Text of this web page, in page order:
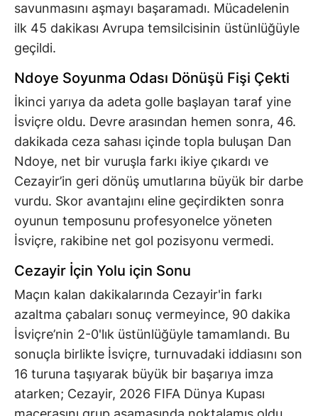
savunmasını aşmayı başaramadı. Mücadelenin
ilk 45 dakikası Avrupa temsilcisinin üstünlüğüyle
geçildi.
Ndoye Soyunma Odası Dönüşü Fişi Çekti
İkinci yarıya da adeta golle başlayan taraf yine
İsviçre oldu. Devre arasından hemen sonra, 46.
dakikada ceza sahası içinde topla buluşan Dan
Ndoye, net bir vuruşla farkı ikiye çıkardı ve
Cezayir’in geri dönüş umutlarına büyük bir darbe
vurdu. Skor avantajını eline geçirdikten sonra
oyunun temposunu profesyonelce yöneten
İsviçre, rakibine net gol pozisyonu vermedi.
Cezayir İçin Yolu için Sonu
Maçın kalan dakikalarında Cezayir'in farkı
azaltma çabaları sonuç vermeyince, 90 dakika
İsviçre’nin 2-0'lık üstünlüğüyle tamamlandı. Bu
sonuçla birlikte İsviçre, turnuvadaki iddiasını son
16 turuna taşıyarak büyük bir başarıya imza
atarken; Cezayir, 2026 FIFA Dünya Kupası